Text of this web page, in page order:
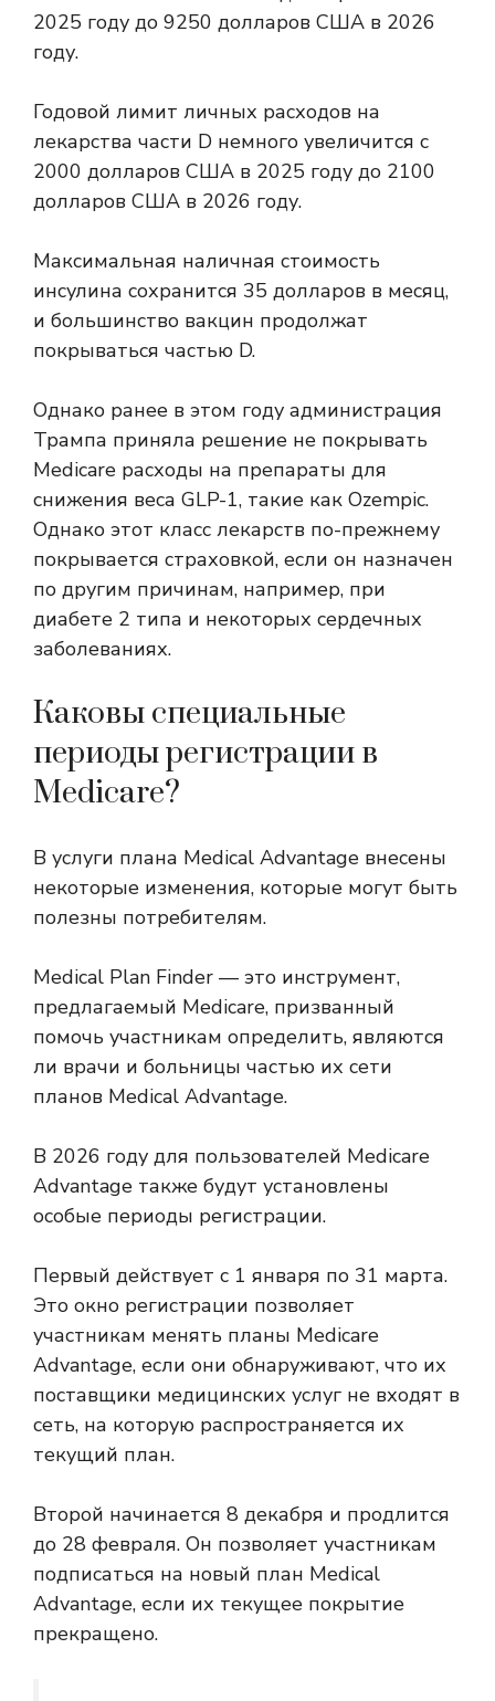
2025 году до 9250 долларов США в 2026
году.
Годовой лимит личных расходов на
лекарства части D немного увеличится с
2000 долларов США в 2025 году до 2100
долларов США в 2026 году.
Максимальная наличная стоимость
инсулина сохранится 35 долларов в месяц,
и большинство вакцин продолжат
покрываться частью D.
Однако ранее в этом году администрация
Трампа приняла решение не покрывать
Medicare расходы на препараты для
снижения веса GLP-1, такие как Ozempic.
Однако этот класс лекарств по-прежнему
покрывается страховкой, если он назначен
по другим причинам, например, при
диабете 2 типа и некоторых сердечных
заболеваниях.
Каковы специальные
периоды регистрации в
Medicare?
В услуги плана Medical Advantage внесены
некоторые изменения, которые могут быть
полезны потребителям.
Medical Plan Finder — это инструмент,
предлагаемый Medicare, призванный
помочь участникам определить, являются
ли врачи и больницы частью их сети
планов Medical Advantage.
В 2026 году для пользователей Medicare
Advantage также будут установлены
особые периоды регистрации.
Первый действует с 1 января по 31 марта.
Это окно регистрации позволяет
участникам менять планы Medicare
Advantage, если они обнаруживают, что их
поставщики медицинских услуг не входят в
сеть, на которую распространяется их
текущий план.
Второй начинается 8 декабря и продлится
до 28 февраля. Он позволяет участникам
подписаться на новый план Medical
Advantage, если их текущее покрытие
прекращено.